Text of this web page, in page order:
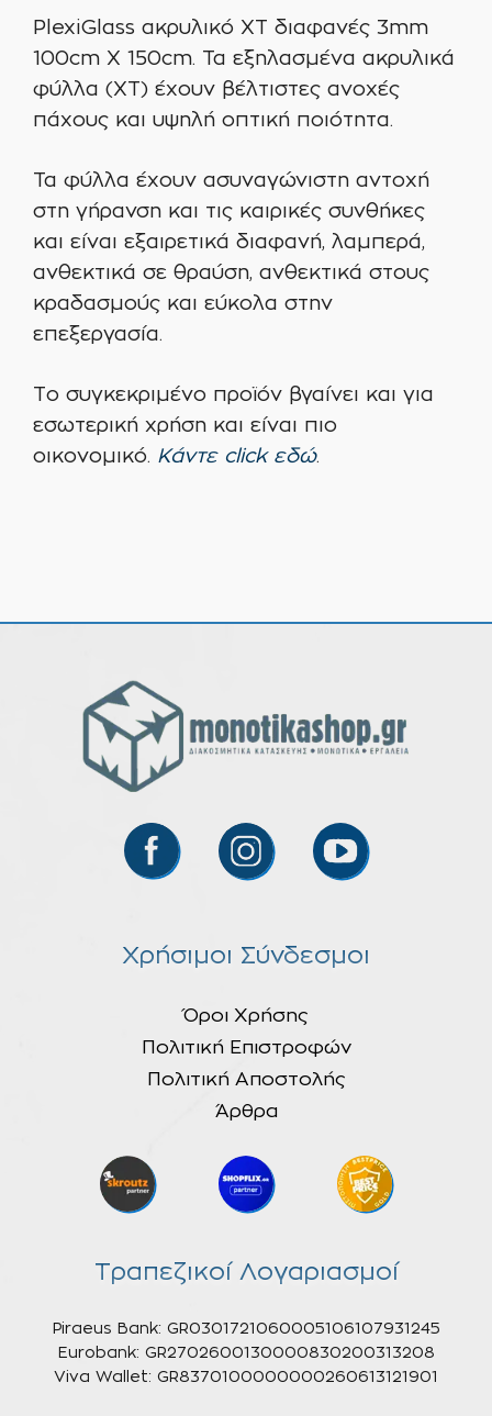
PlexiGlass ακρυλικό XT διαφανές 3mm
100cm X 150cm. Τα εξηλασμένα ακρυλικά
φύλλα (XT) έχουν βέλτιστες ανοχές
πάχους και υψηλή οπτική ποιότητα.
Τα φύλλα έχουν ασυναγώνιστη αντοχή
στη γήρανση και τις καιρικές συνθήκες
και είναι εξαιρετικά διαφανή, λαμπερά,
ανθεκτικά σε θραύση, ανθεκτικά στους
κραδασμούς και εύκολα στην
επεξεργασία.
Το συγκεκριμένο προϊόν βγαίνει και για
εσωτερική χρήση και είναι πιο
οικονομικό. Κάντε click εδώ.
Χρήσιμοι Σύνδεσμοι
Όροι Χρήσης
Πολιτική Επιστροφών
Πολιτική Αποστολής
Άρθρα
Τραπεζικοί Λογαριασμοί
Piraeus Bank: GR0301721060005106107931245
Eurobank: GR2702600130000830200313208
Viva Wallet: GR8370100000000260613121901